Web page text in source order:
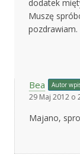
dodatek
Muszę
pozdrawiam.
Bea Autor
29 Maj 2012 o
Majano,